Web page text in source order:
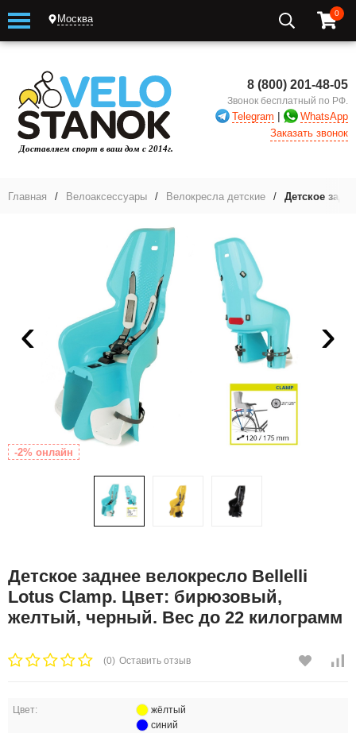
Москва 0
8 (800) 201-48-05
Звонок бесплатный по РФ.
Telegram |
WhatsApp
Заказать звонок
Главная / Велоаксессуары / Велокресла детские / Детское
‹ ›
-2% онлайн
Детское заднее велокресло Bellelli
Lotus Clamp. Цвет: бирюзовый,
желтый, черный. Вес до 22 килограмм
(0) Оставить отзыв
Цвет:
жёлтый
синий